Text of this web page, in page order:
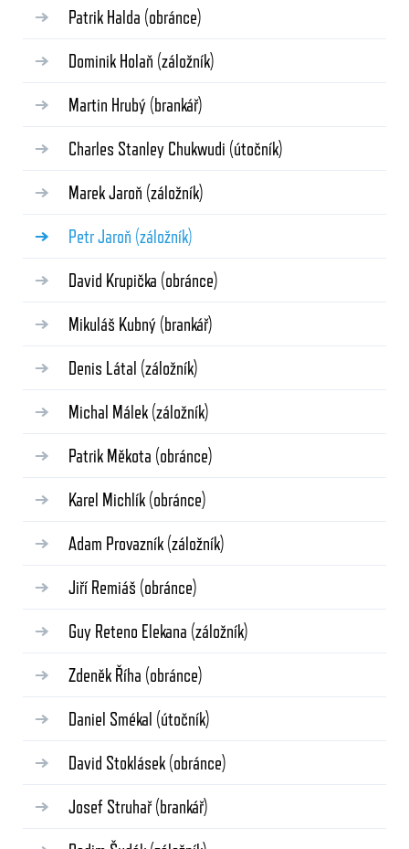
Patrik Halda (obránce)
Dominik Holaň (záložník)
Martin Hrubý (brankář)
Charles Stanley Chukwudi (útočník)
Marek Jaroň (záložník)
Petr Jaroň (záložník)
David Krupička (obránce)
Mikuláš Kubný (brankář)
Denis Látal (záložník)
Michal Málek (záložník)
Patrik Měkota (obránce)
Karel Michlík (obránce)
Adam Provazník (záložník)
Jiří Remiáš (obránce)
Guy Reteno Elekana (záložník)
Zdeněk Říha (obránce)
Daniel Smékal (útočník)
David Stoklásek (obránce)
Josef Struhař(brankář)